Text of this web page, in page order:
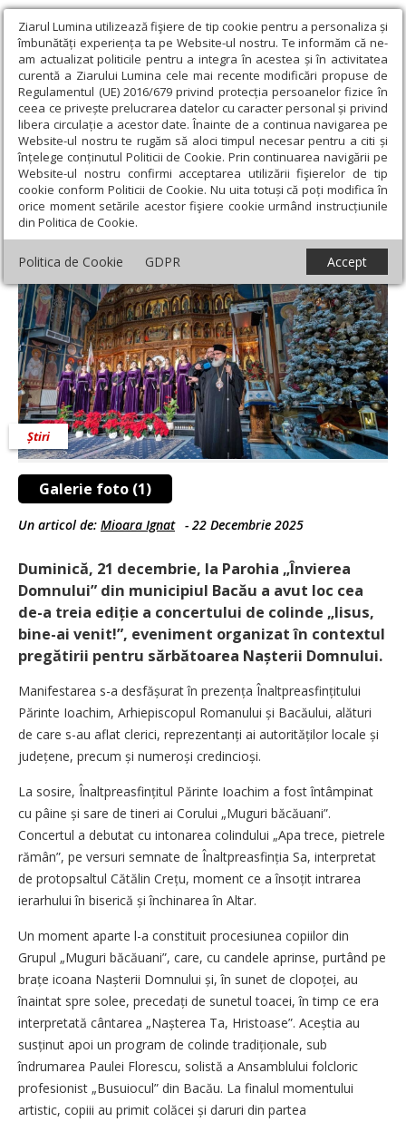
Ziarul Lumina utilizează fişiere de tip cookie pentru a personaliza și
îmbunătăți experiența ta pe Website-ul nostru. Te informăm că ne-
am actualizat politicile pentru a integra în acestea și în activitatea
curentă a Ziarului Lumina cele mai recente modificări propuse de
Regulamentul (UE) 2016/679 privind protecția persoanelor fizice în
ceea ce privește prelucrarea datelor cu caracter personal și privind
libera circulație a acestor date. Înainte de a continua navigarea pe
Website-ul nostru te rugăm să aloci timpul necesar pentru a citi și
înțelege conținutul Politicii de Cookie. Prin continuarea navigării pe
Website-ul nostru confirmi acceptarea utilizării fişierelor de tip
cookie conform Politicii de Cookie. Nu uita totuși că poți modifica în
orice moment setările acestor fişiere cookie urmând instrucțiunile
din Politica de Cookie.
Politica de Cookie GDPR Accept
Ziarul Lumina › Actualitate religioasă › Știri › Regal muzical al
Corului „Aletheia”
Regal muzical al Corului „Aletheia”
Galerie foto (1)
Știri
Un articol de: Mioara Ignat - 22 Decembrie 2025
Duminică, 21 decembrie, la Parohia „Învierea
Domnului” din municipiul Bacău a avut loc cea
de-a treia ediție a concertului de colinde „Iisus,
bine-ai venit!”, eveniment organizat în contextul
pregătirii pentru sărbătoarea Nașterii Domnului.
Manifestarea s-a desfășurat în prezența Înaltpreasfințitului
Părinte Ioachim, Arhiepiscopul Romanului și Bacăului, alături
de care s-au aflat clerici, reprezentanți ai autorităților locale și
județene, precum și numeroși credincioși.
La sosire, Înaltpreasfințitul Părinte Ioachim a fost întâmpinat
cu pâine și sare de tineri ai Corului „Muguri băcăuani”.
Concertul a debutat cu intonarea colindului „Apa trece, pietrele
rămân”, pe versuri semnate de Înaltpreasfinția Sa, interpretat
de protopsaltul Cătălin Crețu, moment ce a însoțit intrarea
ierarhului în biserică și închinarea în Altar.
Un moment aparte l-a constituit procesiunea copiilor din
Grupul „Muguri băcăuani”, care, cu candele aprinse, purtând pe
brațe icoana Nașterii Domnului și, în sunet de clopoței, au
înaintat spre solee, precedați de sunetul toacei, în timp ce era
interpretată cântarea „Nașterea Ta, Hristoase”. Aceștia au
susținut apoi un program de colinde tradiționale, sub
îndrumarea Paulei Florescu, solistă a Ansamblului folcloric
profesionist „Busuiocul” din Bacău. La finalul momentului
artistic, copiii au primit colăcei și daruri din partea